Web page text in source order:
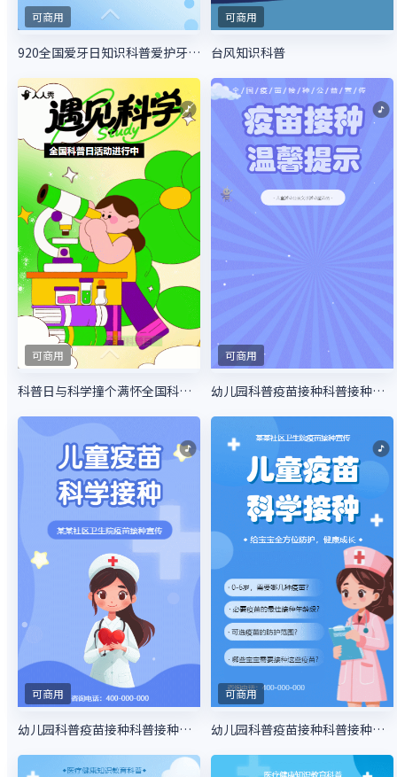
可商用
920全国爱牙日知识科普爱护牙齿知识科普
可商用
台风知识科普
可商用
科普日与科学撞个满怀全国科普行动
可商用
幼儿园科普疫苗接种科普接种指南
可商用
幼儿园科普疫苗接种科普接种指南
可商用
幼儿园科普疫苗接种科普接种指南